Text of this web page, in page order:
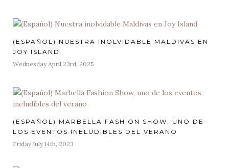
(ESPAÑOL) NUESTRA INOLVIDABLE MALDIVAS EN
JOY ISLAND
Posted
Wednesday April 23rd, 2025
(ESPAÑOL) MARBELLA FASHION SHOW, UNO DE
LOS EVENTOS INELUDIBLES DEL VERANO
Posted
Friday July 14th, 2023